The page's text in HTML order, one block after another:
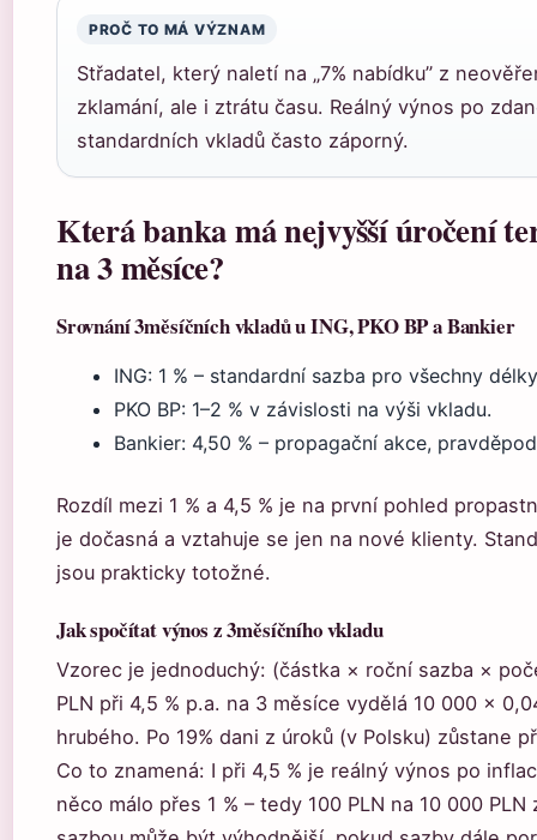
PROČ TO MÁ VÝZNAM
Střadatel, který naletí na „7% nabídku” z
zklamání, ale i ztrátu času. Reálný výnos po
standardních vkladů často záporný.
Která banka má nejvyšší úročení
na 3 měsíce?
Srovnání 3měsíčních vkladů u ING, PKO BP a Bankier
ING: 1 % – standardní sazba pro všechny
PKO BP: 1–2 % v závislosti na výši vkladu.
Bankier: 4,50 % – propagační akce,
Rozdíl mezi 1 % a 4,5 % je na první pohled
je dočasná a vztahuje se jen na nové klienty.
jsou prakticky totožné.
Jak spočítat výnos z 3měsíčního vkladu
Vzorec je jednoduchý: (částka × roční sazba ×
PLN při 4,5 % p.a. na 3 měsíce vydělá 10 000 ×
hrubého. Po 19% dani z úroků (v Polsku) zůstane
Co to znamená: I při 4,5 % je reálný výnos po
něco málo přes 1 % – tedy 100 PLN na 10 000